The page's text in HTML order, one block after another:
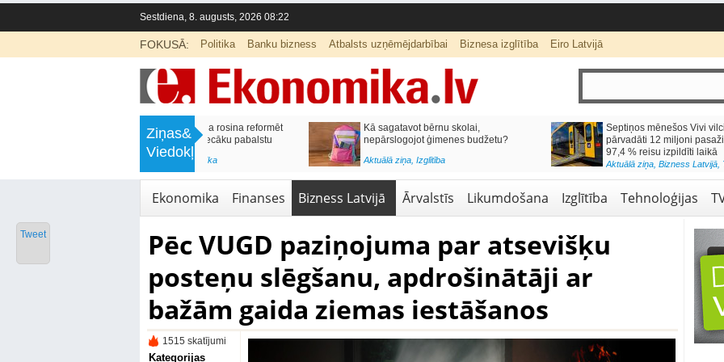
Sestdiena, 8. augusts, 2026 08:22
FOKUSĀ: Politika Banku bizness Atbalsts uzņēmējdarbībai Biznesa izglītība Eiro Latvijā
Ziņas&
Viedokļi
Labklājības ministrija rosina reformēt
un būtiski uzlabot vecāku pabalstu
Kā sagatavot bērnu skolai,
nepārslogojot ģimenes budžetu?
Aktuālā ziņa,Izglītība
Septiņos mēnešos Vivi vilcienos
pārvadāti 12 miljoni pasažieru; jūlijā
97,4 % reisu izpildīti laikā
Aktuālā ziņa,Bizness Latvijā,Tirdzniecība
Ekonomika Finanses Bizness Latvijā Ārvalstīs Likumdošana Izglītība Tehnoloģijas
Pēc VUGD paziņojuma par atsevišķu
posteņu slēgšanu, apdrošinātāji ar
bažām gaida ziemas iestāšanos
1515 skatījumi
Kategorijas
Tweet